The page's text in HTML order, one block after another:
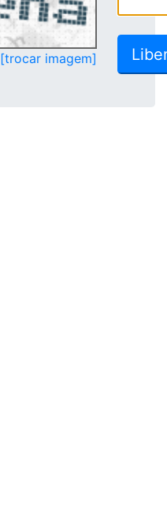
[trocar imagem]